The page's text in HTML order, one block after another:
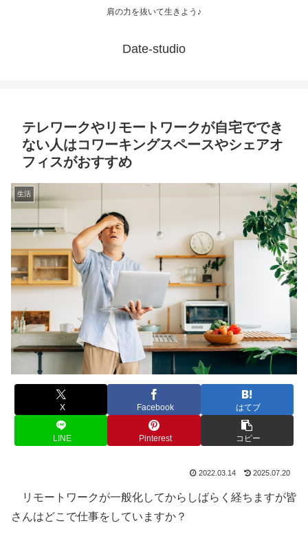
肩の力を抜いて生きよう♪
Date-studio
テレワークやリモートワークが自宅ででき
ない人はコワーキングスペースやシェアオ
フィスがおすすめ
生活
X Facebook はてブ
LINE Pinterest コピー
2022.03.14 2025.07.20
リモートワークが一般化してからしばらく経ちますが皆
さんはどこで仕事をしていますか？